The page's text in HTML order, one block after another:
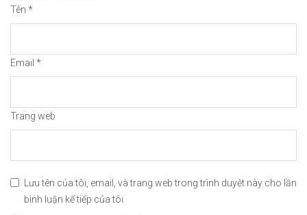
✅Sàn hỗ trợ giao dịch hơn 100+ cổ phiếu nổi
✅Thuộc top 3 sàn nổi tiếng thế giới, được nhiều
🥰Cảm ơn bạn đã xem thông tin😘🍀Chúc bạn giao
Tên *
Email *
Trang web
Lưu tên của tôi, email, và trang web trong trình duyệt này cho lần
bình luận kế tiếp của tôi.